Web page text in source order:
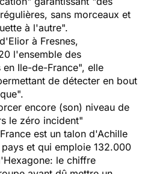
sans morceaux et
à l'autre".
à Fresnes,
l'ensemble des
Ile-de-France", elle
de détecter en bout
encore (son) niveau de
le zéro incident"
est un talon d'Achille
et qui emploie 132.000
le chiffre